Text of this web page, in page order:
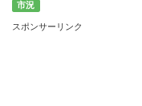
市況
スポンサーリンク